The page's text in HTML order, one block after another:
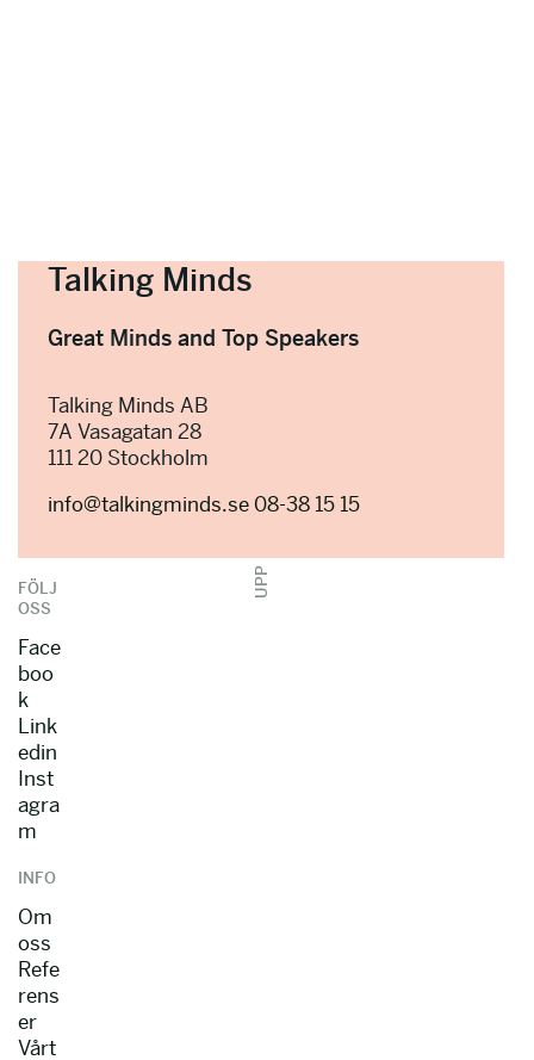
Talking Minds
Great Minds and Top Speakers
Talking Minds AB
7A Vasagatan 28
111 20 Stockholm
info@talkingminds.se08-38 15 15
UPP
FÖLJ
OSS
Face
boo
k
Link
edin
Inst
agra
m
INFO
Om
oss
Refe
rens
er
Vårt